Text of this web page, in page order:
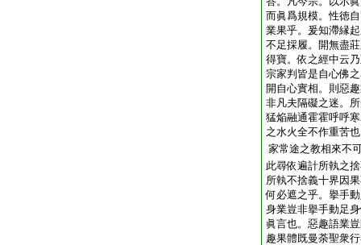
而眞爲規模。性徳
業果乎。爰知滯縁
不足採履。開無盡
得寶。依之經中云
宗家判皆是自心佛
開自心實相。則惡
非凡夫隔礙之迷。
猛焔融通霍霍呼呼
之水火全不作重苦
家常途之教相來不
此尋依遍計所執之
所執不捨義十界因
何必遮之乎。擧手
身業豈非擧手動足
眞言也。惡趣語業
趣果體既曼荼聖衆